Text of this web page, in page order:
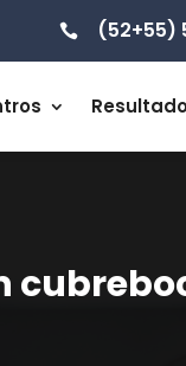
 (52+55)